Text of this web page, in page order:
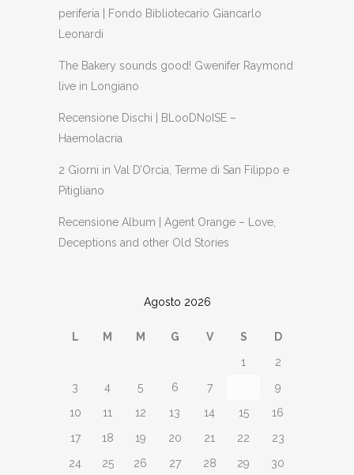
periferia | Fondo Bibliotecario Giancarlo
Leonardi
The Bakery sounds good! Gwenifer Raymond
live in Longiano
Recensione Dischi | BLooDNoISE –
Haemolacria
2 Giorni in Val D’Orcia, Terme di San Filippo e
Pitigliano
Recensione Album | Agent Orange – Love,
Deceptions and other Old Stories
Agosto 2026
L M M G V S
D
1
2
3
4 5 6 7
9
10
11 12 13 14 15
16
17
18 19 20 21 22
23
24
25 26 27 28 29
30